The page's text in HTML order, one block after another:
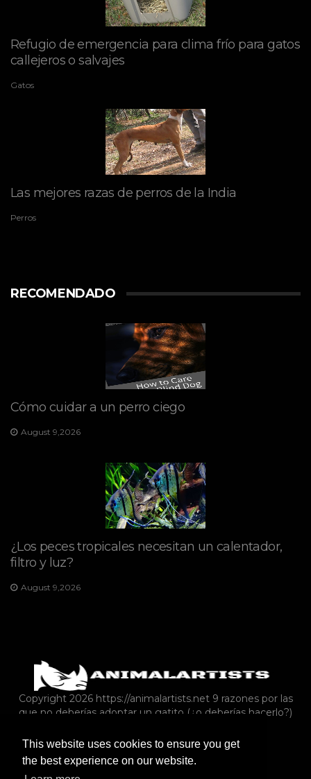
This website uses cookies to ensure you get
the best experience on our website.
Refugio de emergencia para clima frío para gatos
callejeros o salvajes
Gatos
Las mejores razas de perros de la India
Perros
RECOMENDADO
Cómo cuidar a un perro ciego
August 9,2026
¿Los peces tropicales necesitan un calentador,
filtro y luz?
August 9,2026
Copyright 2026 https://animalartists.net 9 razones por las
que no deberías adoptar un gatito (¿o deberías hacerlo?)
MASCOTAS EXOTICAS
REPTILES Y ANFIBIOS
FAUNA SILVESTRE
MISCELÁNEAS